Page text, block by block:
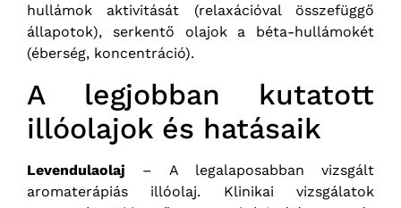
hullámok aktivitását (relaxációval összefüggő
állapotok), serkentő olajok a béta-hullámokét
(éberség, koncentráció).
A legjobban kutatott
illóolajok és hatásaik
Levendulaolaj – A legalaposabban vizsgált
aromaterápiás illóolaj. Klinikai vizsgálatok